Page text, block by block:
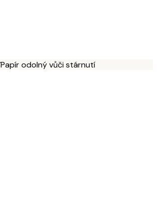
Papír odolný vůči stárnutí